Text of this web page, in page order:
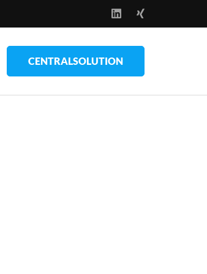
CENTRALSOLUTION